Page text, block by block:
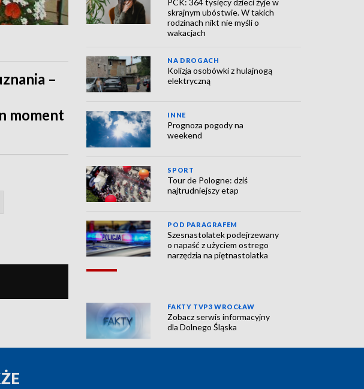
–
moment
skrajnym ubóstwie. W takich
rodzinach nikt nie myśli o
wakacjach
NA DROGACH
Kolizja osobówki z hulajnogą
elektryczną
INNE
Prognoza pogody na
weekend
SPORT
Tour de Pologne: dziś
najtrudniejszy etap
POD PARAGRAFEM
Szesnastolatek podejrzewany
o napaść z użyciem ostrego
narzędzia na piętnastolatka
FAKTY TVP3 WROCŁAW
Zobacz serwis informacyjny
dla Dolnego Śląska